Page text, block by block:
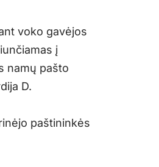
voko gavėjos
į
namų pašto
D.
paštininkės